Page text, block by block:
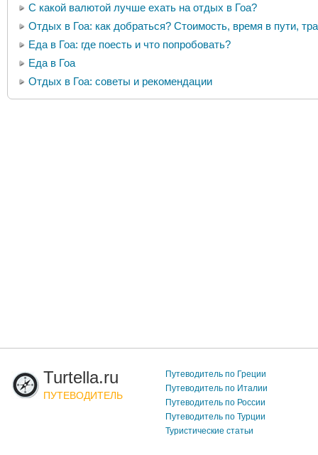
С какой валютой лучше ехать на отдых в Гоа?
Отдых в Гоа: как добраться? Стоимость, время в пути,
Еда в Гоа: где поесть и что попробовать?
Еда в Гоа
Отдых в Гоа: советы и рекомендации
Turtella.ru
ПУТЕВОДИТЕЛЬ
Путеводитель по Греции
Путеводитель по Италии
Путеводитель по России
Путеводитель по Турции
Туристические статьи